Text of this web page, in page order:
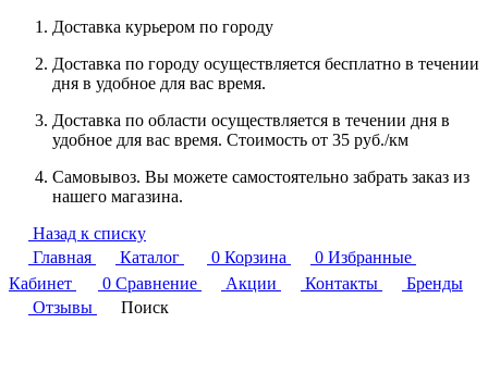
Доставка курьером по городу
Доставка по городу осуществляется бесплатно в течении
дня в удобное для вас время.
Доставка по области осуществляется в течении дня в
удобное для вас время. Стоимость от 35 руб./км
Самовывоз. Вы можете самостоятельно забрать заказ из
нашего магазина.
Назад к списку
Главная
Каталог 0 Корзина 0 Избранные
Кабинет
0 Сравнение Акции Контакты
Бренды
Отзывы
Поиск